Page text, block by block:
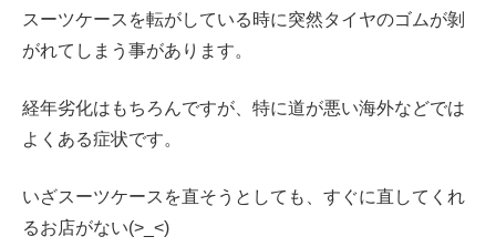
スーツケースを転がしている時に突然タイヤのゴムが剝
がれてしまう事があります。
経年劣化はもちろんですが、特に道が悪い海外などでは
よくある症状です。
いざスーツケースを直そうとしても、すぐに直してくれ
るお店がない(>_<)